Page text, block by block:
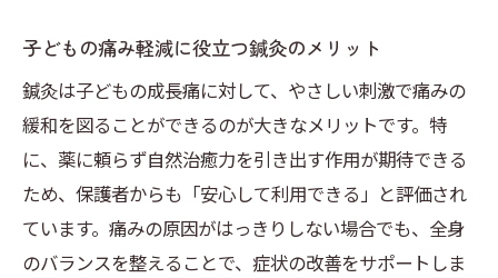
子どもの痛み軽減に役立つ鍼灸のメリット
鍼灸は子どもの成長痛に対して、やさしい刺激で痛みの
緩和を図ることができるのが大きなメリットです。特
に、薬に頼らず自然治癒力を引き出す作用が期待できる
ため、保護者からも「安心して利用できる」と評価され
ています。痛みの原因がはっきりしない場合でも、全身
のバランスを整えることで、症状の改善をサポートしま